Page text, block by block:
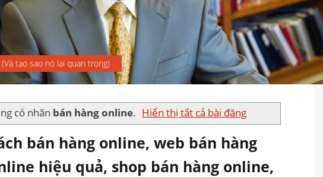
tạo sao nó lại quan trọng)
có nhãn bán hàng online. Hiển thị tất cả bài đăng
bán hàng online, web bán hàng
hiệu quả, shop bán hàng online,